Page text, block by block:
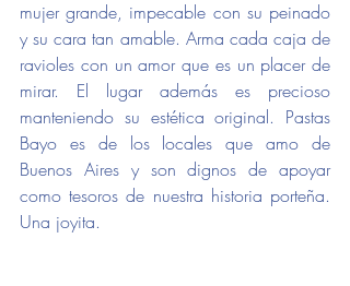
mujer grande, impecable con su peinado
y su cara tan amable. Arma cada caja de
ravioles con un amor que es un placer de
mirar. El lugar además es precioso
manteniendo su estética original. Pastas
Bayo es de los locales que amo de
Buenos Aires y son dignos de apoyar
como tesoros de nuestra historia porteña.
Una joyita.